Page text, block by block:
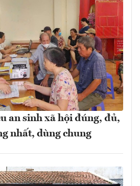
an sinh xã hội đúng, đủ,
nhất, dùng chung